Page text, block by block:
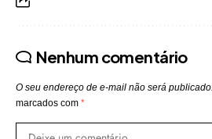
Nenhum comentário
O seu endereço de e-mail não será publicado.
marcados com *